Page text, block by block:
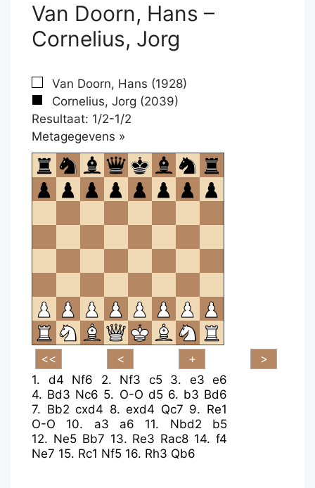
Van Doorn, Hans –
Cornelius, Jorg
Van Doorn, Hans (1928)
Cornelius, Jorg (2039)
Resultaat: 1/2-1/2
Metagegevens »
om
te
openen.
1. d4 Nf6 2. Nf3 c5 3. e3 e6
4. Bd3 Nc6 5. O-O d5 6. b3 Bd6
7. Bb2 cxd4 8.exd4 Qc7 9. Re1
O-O
10. a3 a6 11. Nbd2
b5
12. Ne5 Bb7 13. Re3 Rac8 14.f4
Ne7 15. Rc1 Nf5 16. Rh3 Qb6